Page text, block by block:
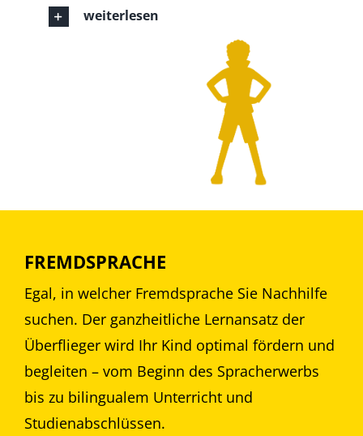
weiterlesen
FREMDSPRACHE
Egal, in welcher Fremdsprache Sie Nachhilfe
suchen. Der ganzheitliche Lernansatz der
Überflieger wird Ihr Kind optimal fördern und
begleiten – vom Beginn des Spracherwerbs
bis zu bilingualem Unterricht und
Studienabschlüssen.